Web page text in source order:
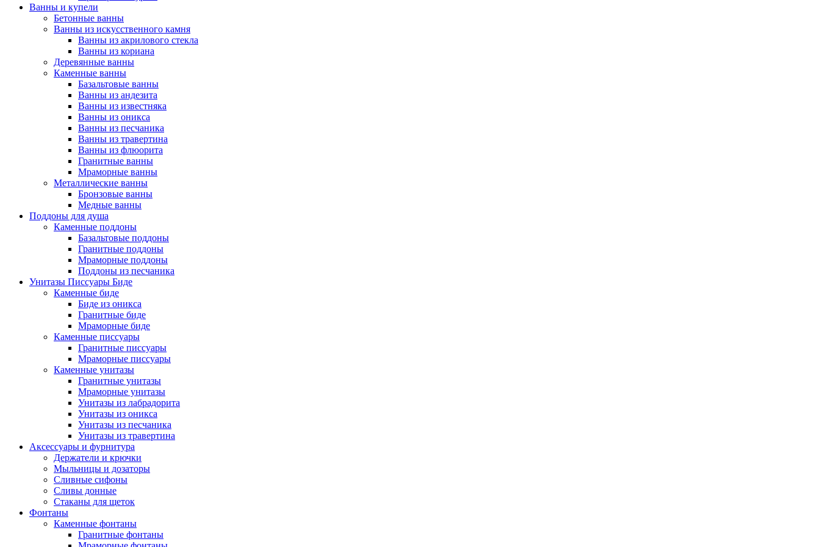
Ванны и купели
Бетонные ванны
Ванны из искусственного камня
Ванны из акрилового стекла
Ванны из кориана
Деревянные ванны
Каменные ванны
Базальтовые ванны
Ванны из андезита
Ванны из известняка
Ванны из оникса
Ванны из песчаника
Ванны из травертина
Ванны из флюорита
Гранитные ванны
Мраморные ванны
Металлические ванны
Бронзовые ванны
Медные ванны
Поддоны для душа
Каменные поддоны
Базальтовые поддоны
Гранитные поддоны
Мраморные поддоны
Поддоны из песчаника
Унитазы Писсуары Биде
Каменные биде
Биде из оникса
Гранитные биде
Мраморные биде
Каменные писсуары
Гранитные писсуары
Мраморные писсуары
Каменные унитазы
Гранитные унитазы
Мраморные унитазы
Унитазы из лабрадорита
Унитазы из оникса
Унитазы из песчаника
Унитазы из травертина
Аксессуары и фурнитура
Держатели и крючки
Мыльницы и дозаторы
Сливные сифоны
Сливы донные
Стаканы для щеток
Фонтаны
Каменные фонтаны
Гранитные фонтаны